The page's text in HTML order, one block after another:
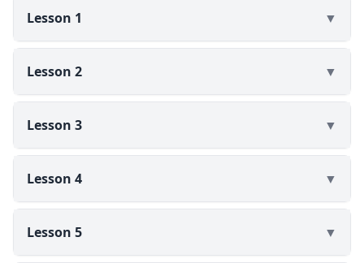
Lesson 1 ▼
Lesson 2 ▼
Lesson 3 ▼
Lesson 4 ▼
Lesson 5 ▼